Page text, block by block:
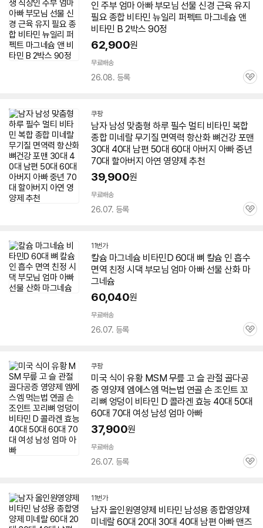
인 주부 엄마아빠부모님 선물 신경 근육 유지
필요 종합 비타민 뉴일리 퍼펙트 마그네슘 앤
비타민 B 2박스 90정
62,900원
무료배송
26.08. 등록
관
쿠팡
남자 남성 맞춤형 하루 필수 멀티 비타민 복합
종합 미네랄 무기질 면역력 항산화 뼈건강 포맨
30대 40대 남편 50대 60대 아버지 아빠중년
70대 할아버지 아연 영양제 추천
39,900원
무료배송
26.07. 등록
관
11번가
칼슘 마그네슘 비타민D 60대 뼈 칼슘 인 흡수
면역 친정 시댁 부모님 엄마아빠선물 산화 마
그네슘
60,040원
무료배송
26.07. 등록
관
쿠팡
미국 식이 유황 MSM 무릎 고 슬 관절 골다공
증 영양제 엠에스엠 먹는법 연골 손 조인트 꼬
리뼈 엉덩이 비타민 D 콜라겐 효능 40대 50대
60대 70대 여성 남성 엄마아빠
37,900원
무료배송
26.07. 등록
관
11번가
남자 올인원영양제 비타민 남성용 종합영양제
미네랄60대 20대 30대 40대 남편 아빠맨즈